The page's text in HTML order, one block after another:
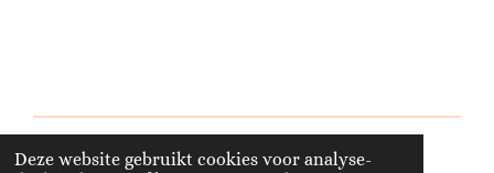
Deze website gebruikt cookies voor analyse-
© 2023 - 2026 ateliermietime